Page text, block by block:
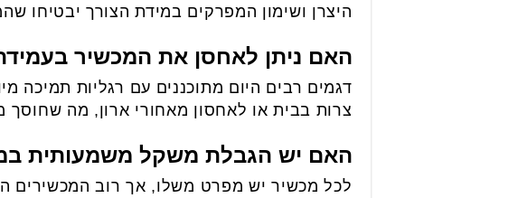
היצרן ושימון המפרקים במידת הצורך יבטיחו
האם ניתן לאחסן את המכשיר
דגמים רבים היום מתוכננים עם רגליות תמיכה
צרות בבית או לאחסון מאחורי ארון, מה
האם יש הגבלת משקל משמעותית